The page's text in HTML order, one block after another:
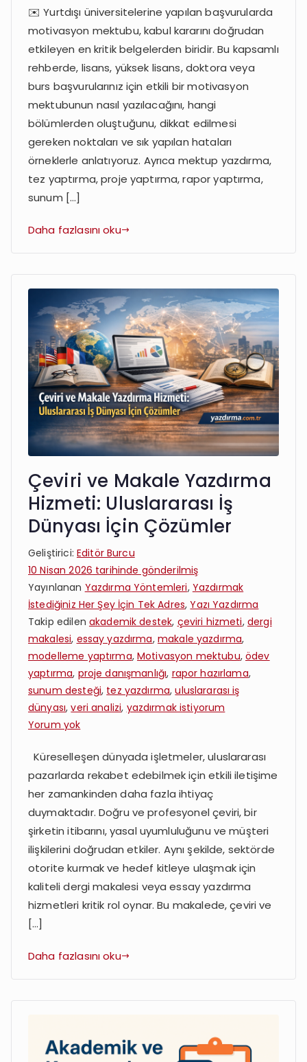
Yazdırmak
İstiyorum:
Yurtdışı
Başvurular
İçin
Yazılar
✉️ Yurtdışı üniversitelerine yapılan başvurularda
motivasyon mektubu, kabul kararını doğrudan
etkileyen en kritik belgelerden biridir. Bu kapsamlı
rehberde, lisans, yüksek lisans, doktora veya
burs başvurularınız için etkili bir motivasyon
mektubunun nasıl yazılacağını, hangi
bölümlerden oluştuğunu, dikkat edilmesi
gereken noktaları ve sık yapılan hataları
örneklerle anlatıyoruz. Ayrıca mektup yazdırma,
tez yaptırma, proje yaptırma, rapor yaptırma,
sunum […]
Daha fazlasını oku
Çeviri ve Makale Yazdırma
Hizmeti: Uluslararası İş
Dünyası İçin Çözümler
Geliştirici: Editör Burcu
10 Nisan 2026 tarihinde gönderilmiş
Yayınlanan Yazdırma Yöntemleri, Yazdırmak
İstediğiniz Her Şey İçin Tek Adres,Yazı Yazdırma
Takip edilen akademik destek, çeviri hizmeti, dergi
makalesi, essay yazdırma, makale yazdırma,
modelleme yaptırma,Motivasyon mektubu,ödev
yaptırma, proje danışmanlığı, rapor hazırlama,
sunum desteği, tez yazdırma,uluslararası iş
dünyası,veri analizi, yazdırmak istiyorum
Yorum yokÇeviri
Makale
Yazdırma
Hizmeti:
Uluslararası
İş
Dünyası
Küreselleşen dünyada işletmeler, uluslararası
pazarlarda rekabet edebilmek için etkili iletişime
her zamankinden daha fazla ihtiyaç
duymaktadır. Doğru ve profesyonel çeviri, bir
şirketin itibarını, yasal uyumluluğunu ve müşteri
ilişkilerini doğrudan etkiler. Aynı şekilde, sektörde
otorite kurmak ve hedef kitleye ulaşmak için
kaliteli dergi makalesi veya essay yazdırma
hizmetleri kritik rol oynar. Bu makalede, çeviri ve
[…]
Daha fazlasını oku